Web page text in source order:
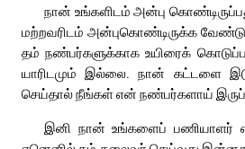
நான் உங்களிடம் அன்பு
மற்றவரிடம் அன்புகொண்டிருக்க
தம் நண்பர்களுக்காக உயிரைக்
யாரிடமும் இல்லை. நான் கட்டளை
செய்தால் நீங்கள் என் நண்பர்களாய்
இனி நான் உங்களைப் பணியாளர்